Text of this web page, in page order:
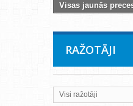
Visas jaunās
RAŽOTĀJI
Visi ražotāji